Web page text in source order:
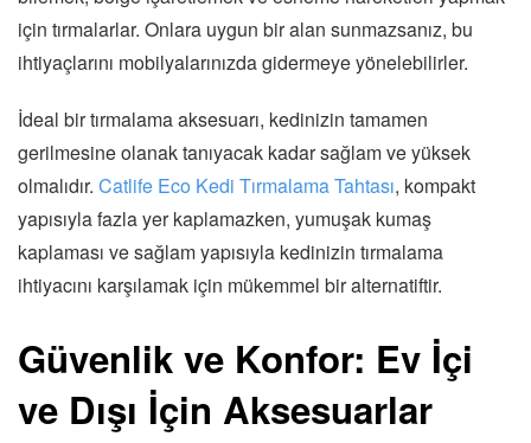
için tırmalarlar. Onlara uygun bir alan sunmazsanız, bu
ihtiyaçlarını mobilyalarınızda gidermeye yönelebilirler.
İdeal bir tırmalama aksesuarı, kedinizin tamamen
gerilmesine olanak tanıyacak kadar sağlam ve yüksek
olmalıdır. Catlife Eco Kedi Tırmalama Tahtası, kompakt
yapısıyla fazla yer kaplamazken, yumuşak kumaş
kaplaması ve sağlam yapısıyla kedinizin tırmalama
ihtiyacını karşılamak için mükemmel bir alternatiftir.
Güvenlik ve Konfor: Ev İçi
ve Dışı İçin Aksesuarlar